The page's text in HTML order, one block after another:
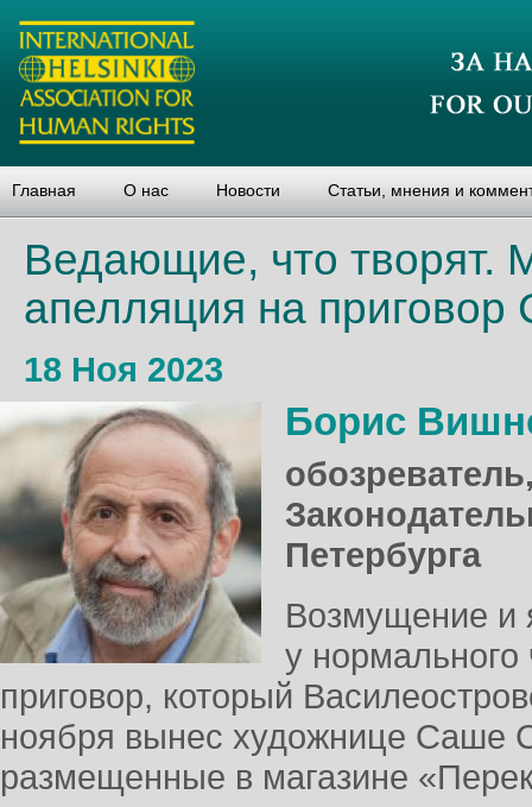
Главная О нас Новости Статьи, мнения и
Ведающие, что творят.
апелляция на
18 Ноя 2023
Борис
Петербурга
Возмущение и
у нормального
приговор, который
ноября вынес художнице Саше
размещенные в магазине